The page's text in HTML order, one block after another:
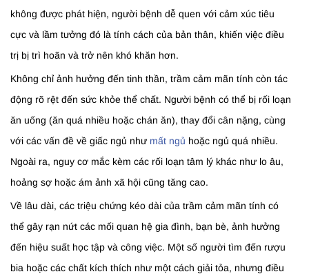
không được phát hiện, người bệnh dễ quen với cảm xúc tiêu
cực và lầm tưởng đó là tính cách của bản thân, khiến việc điều
trị bị trì hoãn và trở nên khó khăn hơn.
Không chỉ ảnh hưởng đến tinh thần, trầm cảm mãn tính còn tác
động rõ rệt đến sức khỏe thể chất. Người bệnh có thể bị rối loạn
ăn uống (ăn quá nhiều hoặc chán ăn), thay đổi cân nặng, cùng
với các vấn đề về giấc ngủ như mất ngủ hoặc ngủ quá nhiều.
Ngoài ra, nguy cơ mắc kèm các rối loạn tâm lý khác như lo âu,
hoảng sợ hoặc ám ảnh xã hội cũng tăng cao.
Về lâu dài, các triệu chứng kéo dài của trầm cảm mãn tính có
thể gây rạn nứt các mối quan hệ gia đình, bạn bè, ảnh hưởng
đến hiệu suất học tập và công việc. Một số người tìm đến rượu
bia hoặc các chất kích thích như một cách giải tỏa, nhưng điều